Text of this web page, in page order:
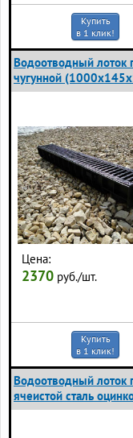
Купить
в 1 клик!
Водоотводный лоток
чугунной
Цена:
2370 руб./шт.
Купить
в 1 клик!
Водоотводный лоток
ячеистой сталь